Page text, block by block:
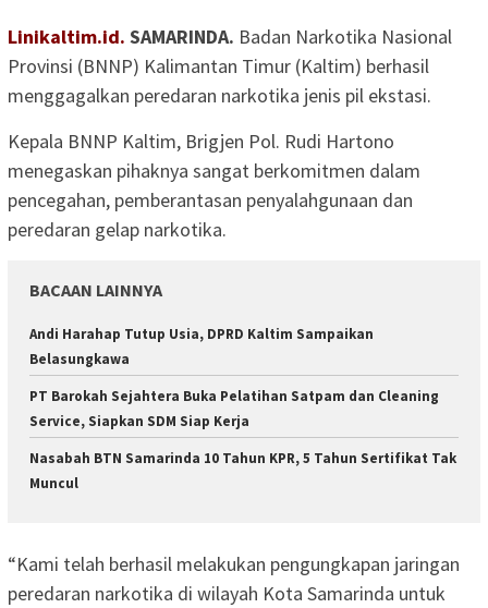
Linikaltim.id. SAMARINDA. Badan Narkotika Nasional
Provinsi (BNNP) Kalimantan Timur (Kaltim) berhasil
menggagalkan peredaran narkotika jenis pil ekstasi.
Kepala BNNP Kaltim, Brigjen Pol. Rudi Hartono
menegaskan pihaknya sangat berkomitmen dalam
pencegahan, pemberantasan penyalahgunaan dan
peredaran gelap narkotika.
BACAAN LAINNYA
Andi Harahap Tutup Usia, DPRD Kaltim Sampaikan
Belasungkawa
PT Barokah Sejahtera Buka Pelatihan Satpam dan Cleaning
Service, Siapkan SDM Siap Kerja
Nasabah BTN Samarinda 10 Tahun KPR, 5 Tahun Sertifikat Tak
Muncul
“Kami telah berhasil melakukan pengungkapan jaringan
peredaran narkotika di wilayah Kota Samarinda untuk